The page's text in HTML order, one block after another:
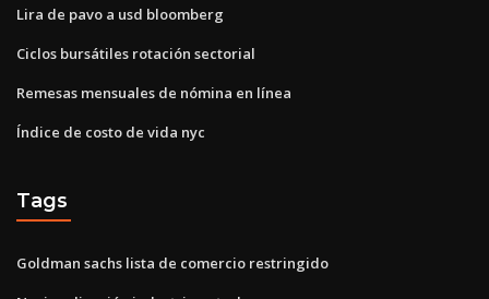
Lira de pavo a usd bloomberg
Ciclos bursátiles rotación sectorial
Remesas mensuales de nómina en línea
Índice de costo de vida nyc
Tags
Goldman sachs lista de comercio restringido